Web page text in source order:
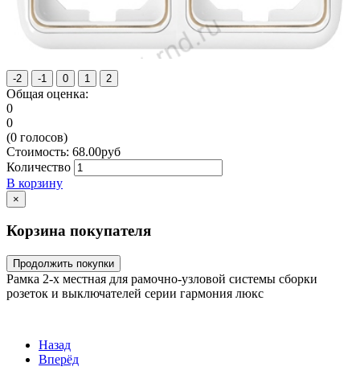
Общая оценка:
0
0
(0 голосов)
Стоимость: 68.00руб
Количество
В корзину
×
Корзина покупателя
Продолжить покупки
Рамка 2-х местная для рамочно-узловой системы сборки
розеток и выключателей серии гармония люкс
Назад
Вперёд